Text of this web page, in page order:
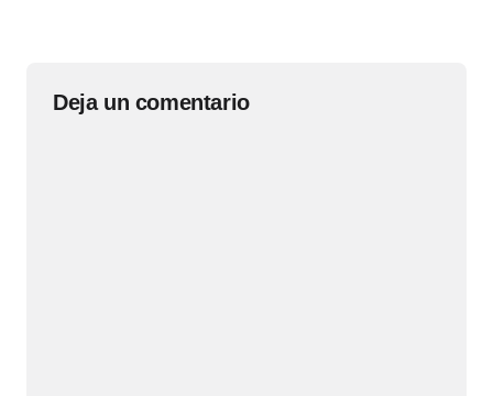
Deja un comentario